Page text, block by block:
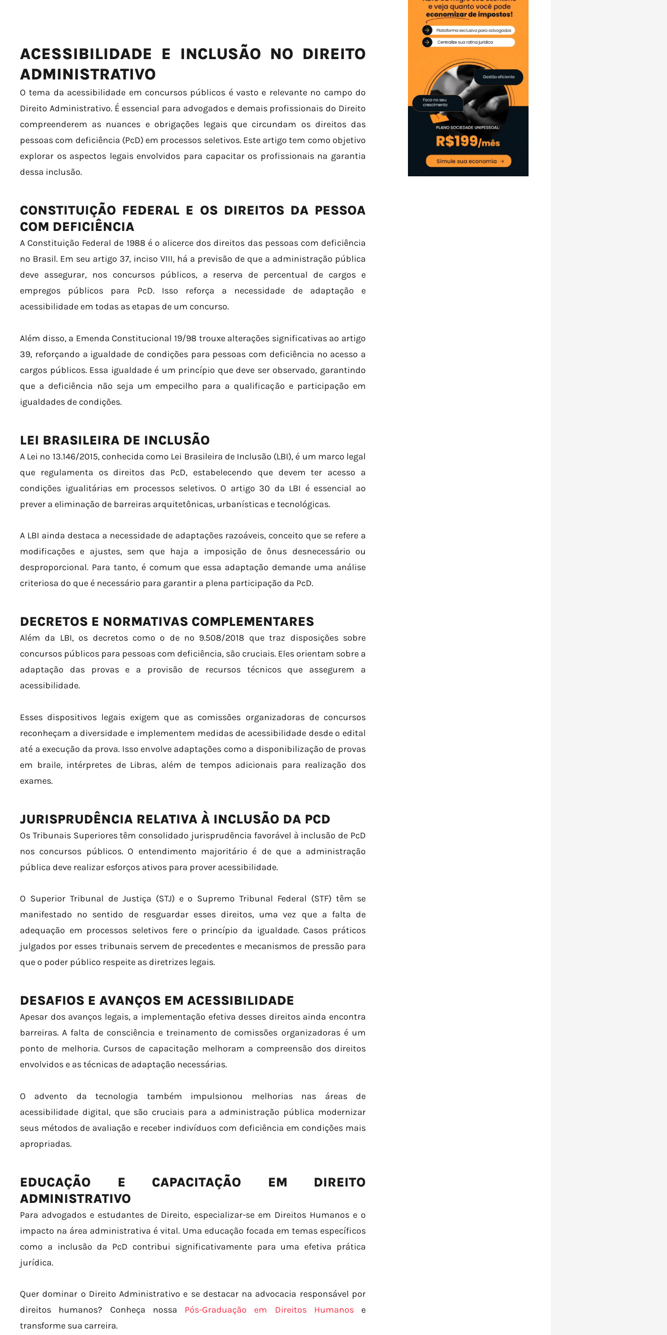
ACESSIBILIDADE E INCLUSÃO NO DIREITO
ADMINISTRATIVO
O tema da acessibilidade em concursos públicos é vasto e relevante no campo do
Direito Administrativo. É essencial para advogados e demais profissionais do Direito
compreenderem as nuances e obrigações legais que circundam os direitos das
pessoas com deficiência (PcD) em processos seletivos. Este artigo tem como objetivo
explorar os aspectos legais envolvidos para capacitar os profissionais na garantia
dessa inclusão.
CONSTITUIÇÃO FEDERAL E OS DIREITOS DA PESSOA
COM DEFICIÊNCIA
A Constituição Federal de 1988 é o alicerce dos direitos das pessoas com deficiência
no Brasil. Em seu artigo 37, inciso VIII, há a previsão de que a administração pública
deve assegurar, nos concursos públicos, a reserva de percentual de cargos e
empregos públicos para PcD. Isso reforça a necessidade de adaptação e
acessibilidade em todas as etapas de um concurso.
Além disso, a Emenda Constitucional 19/98 trouxe alterações significativas ao artigo
39, reforçando a igualdade de condições para pessoas com deficiência no acesso a
cargos públicos. Essa igualdade é um princípio que deve ser observado, garantindo
que a deficiência não seja um empecilho para a qualificação e participação em
igualdades de condições.
LEI BRASILEIRA DE INCLUSÃO
A Lei nº 13.146/2015, conhecida como Lei Brasileira de Inclusão (LBI), é um marco legal
que regulamenta os direitos das PcD, estabelecendo que devem ter acesso a
condições igualitárias em processos seletivos. O artigo 30 da LBI é essencial ao
prever a eliminação de barreiras arquitetônicas, urbanísticas e tecnológicas.
A LBI ainda destaca a necessidade de adaptações razoáveis, conceito que se refere a
modificações e ajustes, sem que haja a imposição de ônus desnecessário ou
desproporcional. Para tanto, é comum que essa adaptação demande uma análise
criteriosa do que é necessário para garantir a plena participação da PcD.
DECRETOS E NORMATIVAS COMPLEMENTARES
Além da LBI, os decretos como o de nº 9.508/2018 que traz disposições sobre
concursos públicos para pessoas com deficiência, são cruciais. Eles orientam sobre a
adaptação das provas e a provisão de recursos técnicos que assegurem a
acessibilidade.
Esses dispositivos legais exigem que as comissões organizadoras de concursos
reconheçam a diversidade e implementem medidas de acessibilidade desde o edital
até a execução da prova. Isso envolve adaptações como a disponibilização de provas
em braile, intérpretes de Libras, além de tempos adicionais para realização dos
exames.
JURISPRUDÊNCIA RELATIVA À INCLUSÃO DA PCD
Os Tribunais Superiores têm consolidado jurisprudência favorável à inclusão de PcD
nos concursos públicos. O entendimento majoritário é de que a administração
pública deve realizar esforços ativos para prover acessibilidade.
O Superior Tribunal de Justiça (STJ) e o Supremo Tribunal Federal (STF) têm se
manifestado no sentido de resguardar esses direitos, uma vez que a falta de
adequação em processos seletivos fere o princípio da igualdade. Casos práticos
julgados por esses tribunais servem de precedentes e mecanismos de pressão para
que o poder público respeite as diretrizes legais.
DESAFIOS E AVANÇOS EM ACESSIBILIDADE
Apesar dos avanços legais, a implementação efetiva desses direitos ainda encontra
barreiras. A falta de consciência e treinamento de comissões organizadoras é um
ponto de melhoria. Cursos de capacitação melhoram a compreensão dos direitos
envolvidos e as técnicas de adaptação necessárias.
O advento da tecnologia também impulsionou melhorias nas áreas de
acessibilidade digital, que são cruciais para a administração pública modernizar
seus métodos de avaliação e receber indivíduos com deficiência em condições mais
apropriadas.
EDUCAÇÃO E CAPACITAÇÃO EM DIREITO
ADMINISTRATIVO
Para advogados e estudantes de Direito, especializar-se em Direitos Humanos e o
impacto na área administrativa é vital. Uma educação focada em temas específicos
como a inclusão da PcD contribui significativamente para uma efetiva prática
jurídica.
Quer dominar o Direito Administrativo e se destacar na advocacia responsável por
direitos humanos? Conheça nossa Pós-Graduação em Direitos Humanose
transforme sua carreira.